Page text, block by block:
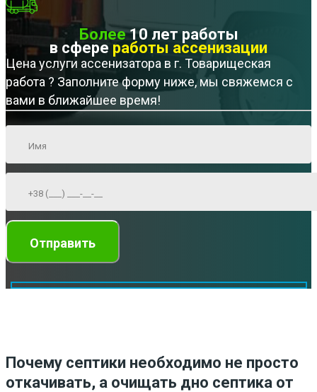
Более10 лет работы
в сфере работы ассенизации
Цена услуги ассенизатора в г. Товарищеская
работа ? Заполните форму ниже, мы свяжемся с
вами в ближайшее время!
Почему септики необходимо не просто
откачивать, а очищать дно септика от